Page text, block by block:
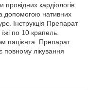
кардіологів.
допомогою нативних
Інструкція Препарат
по 10 крапель.
пацієнта. Препарат
повному лікування